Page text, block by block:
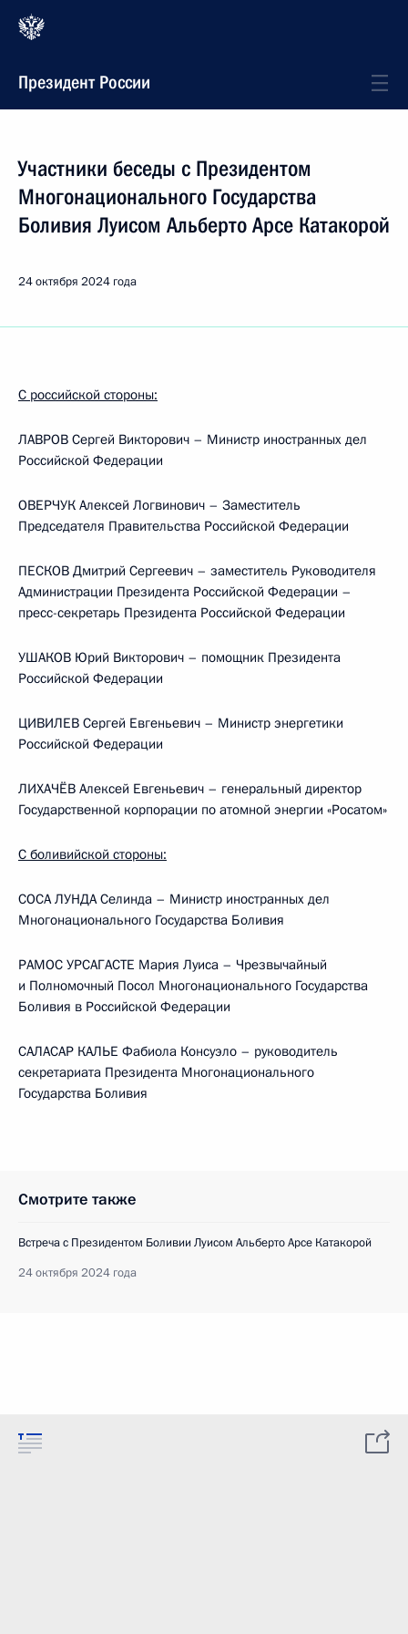
Президент России
Участники беседы с Президентом
Многонационального Государства
Боливия Луисом Альберто Арсе Катакорой
24 октября 2024 года
С российской стороны:
ЛАВРОВ Сергей Викторович – Министр иностранных дел
Российской Федерации
ОВЕРЧУК Алексей Логвинович – Заместитель
Председателя Правительства Российской Федерации
ПЕСКОВ Дмитрий Сергеевич – заместитель Руководителя
Администрации Президента Российской Федерации –
пресс-секретарь Президента Российской Федерации
УШАКОВ Юрий Викторович – помощник Президента
Российской Федерации
ЦИВИЛЕВ Сергей Евгеньевич – Министр энергетики
Российской Федерации
ЛИХАЧЁВ Алексей Евгеньевич – генеральный директор
Государственной корпорации по атомной энергии «Росатом»
С боливийской стороны:
СОСА ЛУНДА Селинда – Министр иностранных дел
Многонационального Государства Боливия
РАМОС УРСАГАСТЕ Мария Луиса – Чрезвычайный
и Полномочный Посол Многонационального Государства
Боливия в Российской Федерации
САЛАСАР КАЛЬЕ Фабиола Консуэло – руководитель
секретариата Президента Многонационального
Государства Боливия
Смотрите также
Встреча с Президентом Боливии Луисом Альберто Арсе Катакорой
24 октября 2024 года